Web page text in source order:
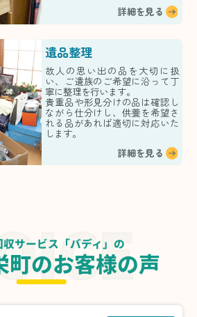
詳細を見る
遺品整理
故人の思い出の品を大切に扱
い、ご遺族のご希望に沿って丁
寧に整理を行います。
貴重品や形見分けの品は確認し
ながら仕分けし、供養を希望さ
れる品があれば適切に対応いた
します。
詳細を見る
サービス「バディ」の
町のお客様の声